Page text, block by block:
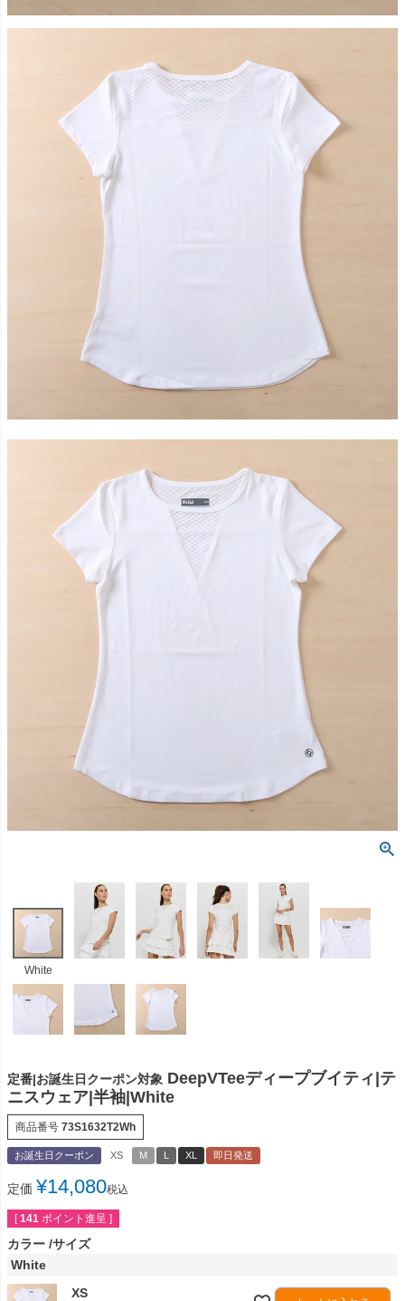
White
定番|お誕生日クーポン対象 DeepVTeeディープブイティ|テ
ニスウェア|半袖|White
商品番号 73S1632T2Wh
お誕生日クーポン XS M XL 即日発送
定価 ¥14,080税込
[ 141 ポイント進呈 ]
カラー サイズ
White
XS